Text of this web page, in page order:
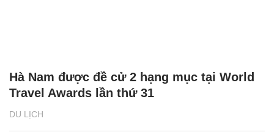
DU LỊCH
Hà Nam được đề cử 2 hạng mục tại World
Travel Awards lần thứ 31